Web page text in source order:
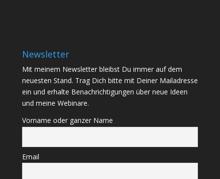
Newsletter
Mit meinem Newsletter bleibst Du immer auf dem
neuesten Stand. Trag Dich bitte mit Deiner Mailadresse
ein und erhalte Benachrichtigungen über neue Ideen
und meine Webinare.
Vorname oder ganzer Name
Email